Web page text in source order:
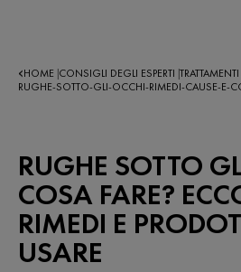
HOME CONSIGLI DEGLI ESPERTI
RUGHE-SOTTO-GLI-OCCHI-RIMEDI-CAUSE-E-
RUGHE SOTTO
COSA FARE?
RIMEDI E
USARE